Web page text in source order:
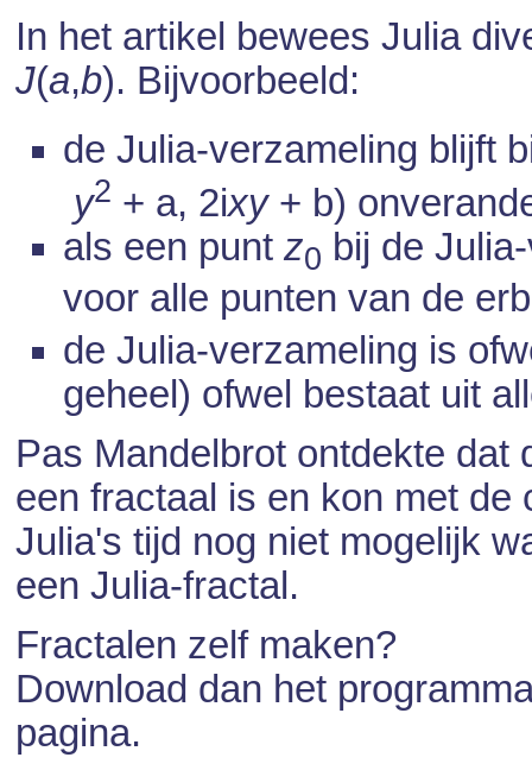
In het artikel bewees Julia
J(a,b). Bijvoorbeeld:
de Julia-verzameling blijft
y2 + a, 2ixy+ b)
als een puntz0 bij de
voor alle punten van de
de Julia-verzameling is
geheel) ofwel bestaat uit
Pas Mandelbrot ontdekte dat
een fractaal is en kon met de
Julia's tijd nog niet mogelijk
een Julia-fractal.
Fractalen zelf maken?
Download dan het
pagina.